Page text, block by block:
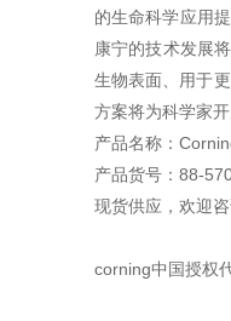
的生命科学应用
康宁的技术发展
生物表面、用于
方案将为科学家
产品名称：
产品货号：88-
现货供应，欢迎
corning中国授权